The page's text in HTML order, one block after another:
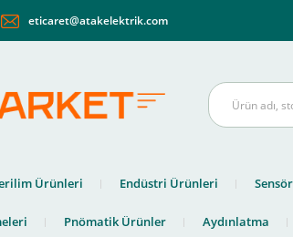
eticaret@atakelektrik.com
Ürünleri Endüstri Ürünleri
Pnömatik Ürünler Aydınlatma